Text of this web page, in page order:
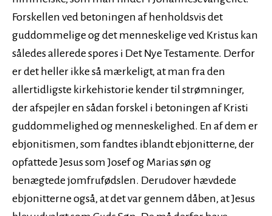
Forskellen ved betoningen af henholdsvis det
guddommelige og det menneskelige ved Kristus kan
således allerede spores i Det Nye Testamente. Derfor
er det heller ikke så mærkeligt, at man fra den
allertidligste kirkehistorie kender til strømninger,
der afspejler en sådan forskel i betoningen af Kristi
guddommelighed og menneskelighed. En af dem er
ebjonitismen, som fandtes iblandt ebjonitterne, der
opfattede Jesus som Josef og Marias søn og
benægtede jomfrufødslen. Derudover hævdede
ebjonitterne også, at det var gennem dåben, at Jesus